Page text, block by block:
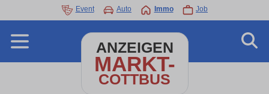
Event Auto Immo Job
ANZEIGEN
MARKT-
COTTBUS